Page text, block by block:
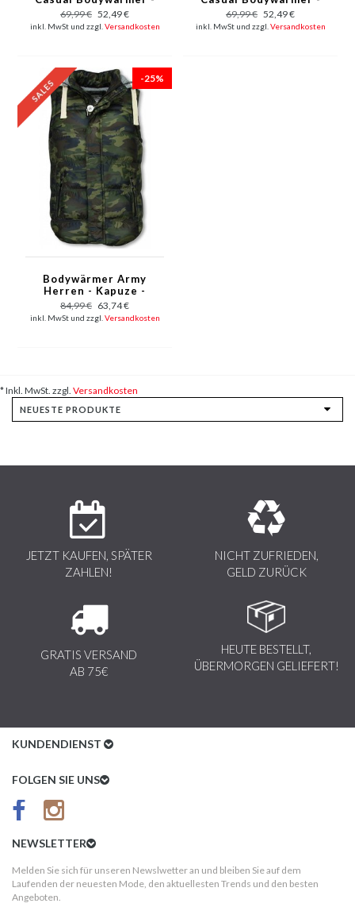
Rot
69,99 € 52,49 €
inkl. MwSt und zzgl. Versandkosten
Gelb
69,99 € 52,49 €
inkl. MwSt und zzgl. Versandkosten
-25%
Bodywärmer Army
Herren - Kapuze -
Army Grün
84,99 € 63,74 €
inkl. MwSt und zzgl. Versandkosten
* Inkl. MwSt. zzgl. Versandkosten
JETZT KAUFEN, SPÄTER
ZAHLEN!
NICHT ZUFRIEDEN,
GELD ZURÜCK
GRATIS VERSAND
AB 75€
HEUTE BESTELLT,
ÜBERMORGEN GELIEFERT!
KUNDENDIENST
Kundenservice
AGB
Kundeninformationen
FOLGEN SIE UNS
NEWSLETTER
Melden Sie sich für unseren Newslwetter an und bleiben Sie auf dem
Laufenden der neuesten Mode, den aktuellesten Trends und den besten
Angeboten.